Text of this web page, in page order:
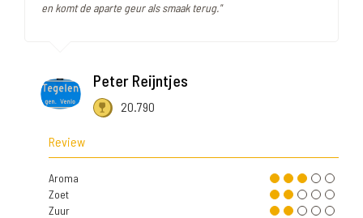
en komt de aparte geur als smaak terug."
Peter Reijntjes
20.790
Review
Aroma
Zoet
Zuur